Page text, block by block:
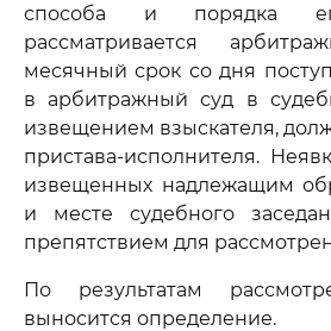
способа и порядка
рассматривается
месячный срок со дня
в арбитражный суд в
извещением взыскателя,
пристава-исполнителя.
извещенных надлежащим
и месте судебного
препятствием для
По результатам
выносится определение.